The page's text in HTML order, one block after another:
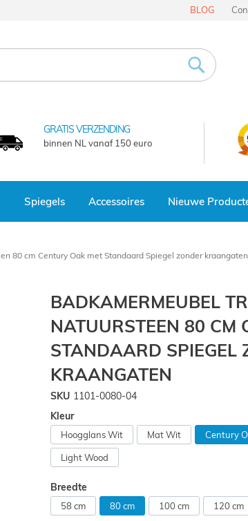
BLOG
Zoek
GRATIS VERZENDING
binnen NL vanaf 150 euro
Spiegels Accessoires Nieuwe
80 cm Century Oak met Standaard Spiegel zonder kraangaten
BADKAMERMEUBEL
NATUURSTEEN 80 CM
STANDAARD SPIEGEL
KRAANGATEN
SKU 1101-0080-04
Kleur
Hoogglans Wit Mat Wit Century
Light Wood
Breedte
58 cm 80 cm 100 cm 120 cm